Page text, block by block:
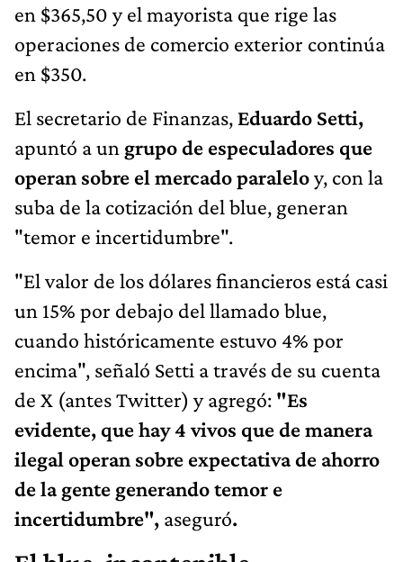
en $365,50 y el mayorista que rige las
operaciones de comercio exterior continúa
en $350.
El secretario de Finanzas, Eduardo Setti,
apuntó a un grupo de especuladores que
operan sobre el mercado paraleloy, con la
suba de la cotización del blue, generan
"temor e incertidumbre".
"El valor de los dólares financieros está casi
un 15% por debajo del llamado blue,
cuando históricamente estuvo 4% por
encima", señaló Setti a través de su cuenta
de X (antes Twitter) y agregó: "Es
evidente, que hay 4 vivos que de manera
ilegal operan sobre expectativa de ahorro
de la gente generando temor e
incertidumbre", aseguró.